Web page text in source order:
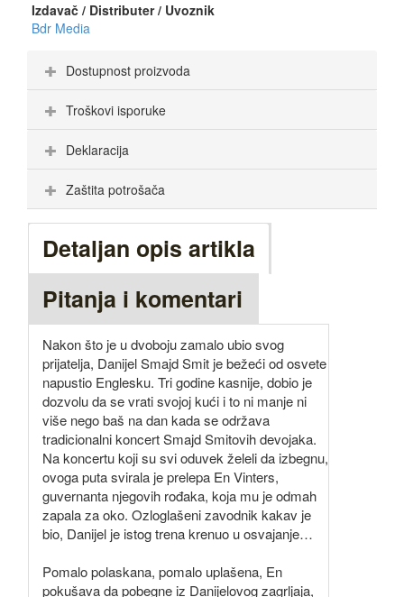
Izdavač / Distributer / Uvoznik
Bdr Media
Dostupnost proizvoda
Troškovi isporuke
Deklaracija
Zaštita potrošača
Detaljan opis artikla
Pitanja i komentari
Nakon što je u dvoboju zamalo ubio svog
prijatelja, Danijel Smajd Smit je bežeći od osvete
napustio Englesku. Tri godine kasnije, dobio je
dozvolu da se vrati svojoj kući i to ni manje ni
više nego baš na dan kada se održava
tradicionalni koncert Smajd Smitovih devojaka.
Na koncertu koji su svi oduvek želeli da izbegnu,
ovoga puta svirala je prelepa En Vinters,
guvernanta njegovih rođaka, koja mu je odmah
zapala za oko. Ozloglašeni zavodnik kakav je
bio, Danijel je istog trena krenuo u osvajanje…
Pomalo polaskana, pomalo uplašena, En
pokušava da pobegne iz Danijelovog zagrljaja,